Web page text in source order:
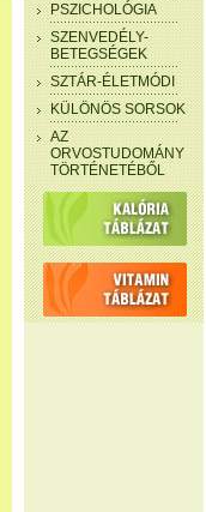
PSZICHOLÓGIA
SZENVEDÉLY-
BETEGSÉGEK
SZTÁR-ÉLETMÓDI
KÜLÖNÖS SORSOK
AZ
ORVOSTUDOMÁNY
TÖRTÉNETÉBŐL